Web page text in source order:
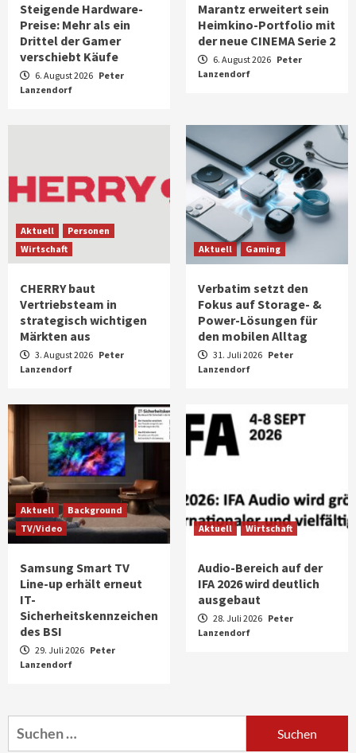
Steigende Hardware-
Preise: Mehr als ein
Drittel der Gamer
verschiebt Käufe
6. August 2026 Peter
Lanzendorf
Marantz erweitert sein
Heimkino-Portfolio mit
der neue CINEMA Serie 2
6. August 2026 Peter
Lanzendorf
Aktuell
Personen
Wirtschaft
CHERRY baut
Vertriebsteam in
strategisch wichtigen
Märkten aus
3. August 2026 Peter
Lanzendorf
Aktuell Gaming
Verbatim setzt den
Fokus auf Storage- &
Power-Lösungen für
den mobilen Alltag
31. Juli 2026 Peter
Lanzendorf
Aktuell
Background
TV/Video
Samsung Smart TV
Line-up erhält erneut
IT-
Sicherheitskennzeichen
des BSI
29. Juli 2026 Peter
Lanzendorf
Aktuell Wirtschaft
Audio-Bereich auf der
IFA 2026 wird deutlich
ausgebaut
28. Juli 2026 Peter
Lanzendorf
Suchen
nach: